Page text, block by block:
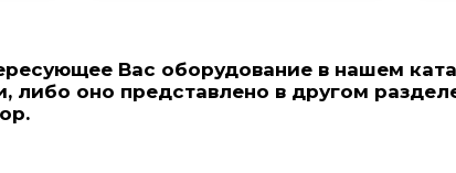
Вас оборудование в нашем
либо оно представлено в другом